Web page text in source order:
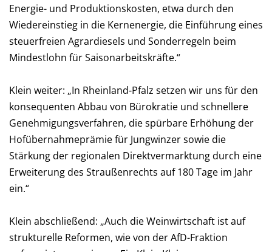
Energie- und Produktionskosten, etwa durch den
Wiedereinstieg in die Kernenergie, die Einführung eines
steuerfreien Agrardiesels und Sonderregeln beim
Mindestlohn für Saisonarbeitskräfte.“
Klein weiter: „In Rheinland-Pfalz setzen wir uns für den
konsequenten Abbau von Bürokratie und schnellere
Genehmigungsverfahren, die spürbare Erhöhung der
Hofübernahmeprämie für Jungwinzer sowie die
Stärkung der regionalen Direktvermarktung durch eine
Erweiterung des Straußenrechts auf 180 Tage im Jahr
ein.“
Klein abschließend: „Auch die Weinwirtschaft ist auf
strukturelle Reformen, wie von der AfD-Fraktion